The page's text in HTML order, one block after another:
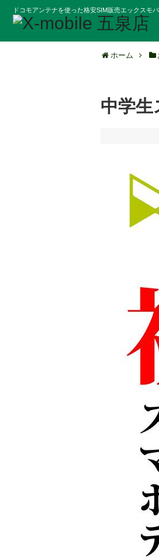
ドコモアンテナを使った格安SIM販売エックスモ
ホーム
中学